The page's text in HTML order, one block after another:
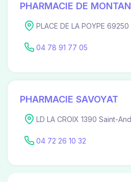
PHARMACIE DE
PLACE DE LA POYPE
04 78 91 77 05
PHARMACIE SAVOYAT
LD LA CROIX 1390 Saint-
04 72 26 10 32